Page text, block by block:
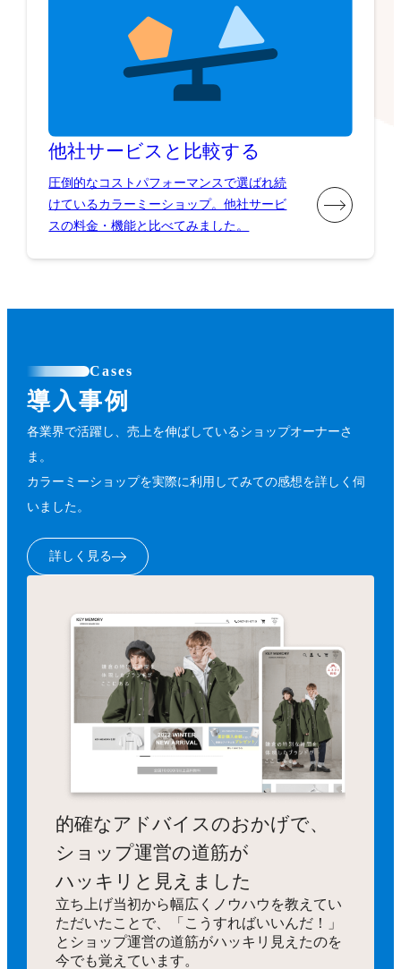
他社サービスと比較する
圧倒的なコストパフォーマンスで選ばれ続
けているカラーミーショップ。他社サービ
スの料金・機能と比べてみました。
Cases
導入事例
各業界で活躍し、売上を伸ばしているショップオーナーさ
ま。
カラーミーショップを実際に利用してみての感想を詳しく伺
いました。
詳しく見る
的確なアドバイスのおかげで、
ショップ運営の道筋が
ハッキリと見えました
立ち上げ当初から幅広くノウハウを教えてい
ただいたことで、「こうすればいいんだ！」
とショップ運営の道筋がハッキリ見えたのを
今でも覚えています。